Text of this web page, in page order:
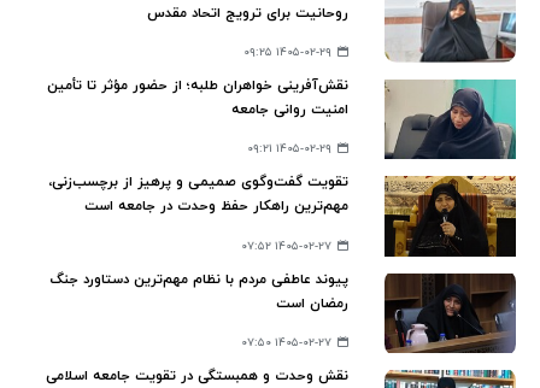
روحانیت برای ترویج اتحاد مقدس
۱۴۰۵-۰۲-۲۹ ۰۹:۲۵
نقش‌آفرینی خواهران طلبه؛ از حضور مؤثر تا تأمین
امنیت روانی جامعه
۱۴۰۵-۰۲-۲۹ ۰۹:۲۱
تقویت گفت‌وگوی صمیمی و پرهیز از برچسب‌زنی،
مهم‌ترین راهکار حفظ وحدت در جامعه است
۱۴۰۵-۰۲-۲۷ ۰۷:۵۲
پیوند عاطفی مردم با نظام مهم‌ترین دستاورد جنگ
رمضان است
۱۴۰۵-۰۲-۲۷ ۰۷:۵۰
نقش وحدت و همبستگی در تقویت جامعه اسلامی